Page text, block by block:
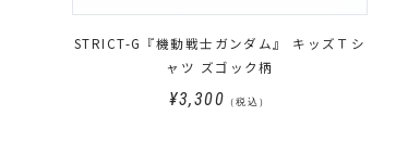
STRICT-G『機動戦士ガンダム』 キッズＴシ
ャツ ズゴック柄
¥3,300 （税込）